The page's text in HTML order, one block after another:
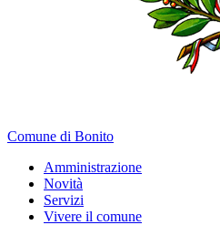
Comune di Bonito
Amministrazione
Novità
Servizi
Vivere il comune